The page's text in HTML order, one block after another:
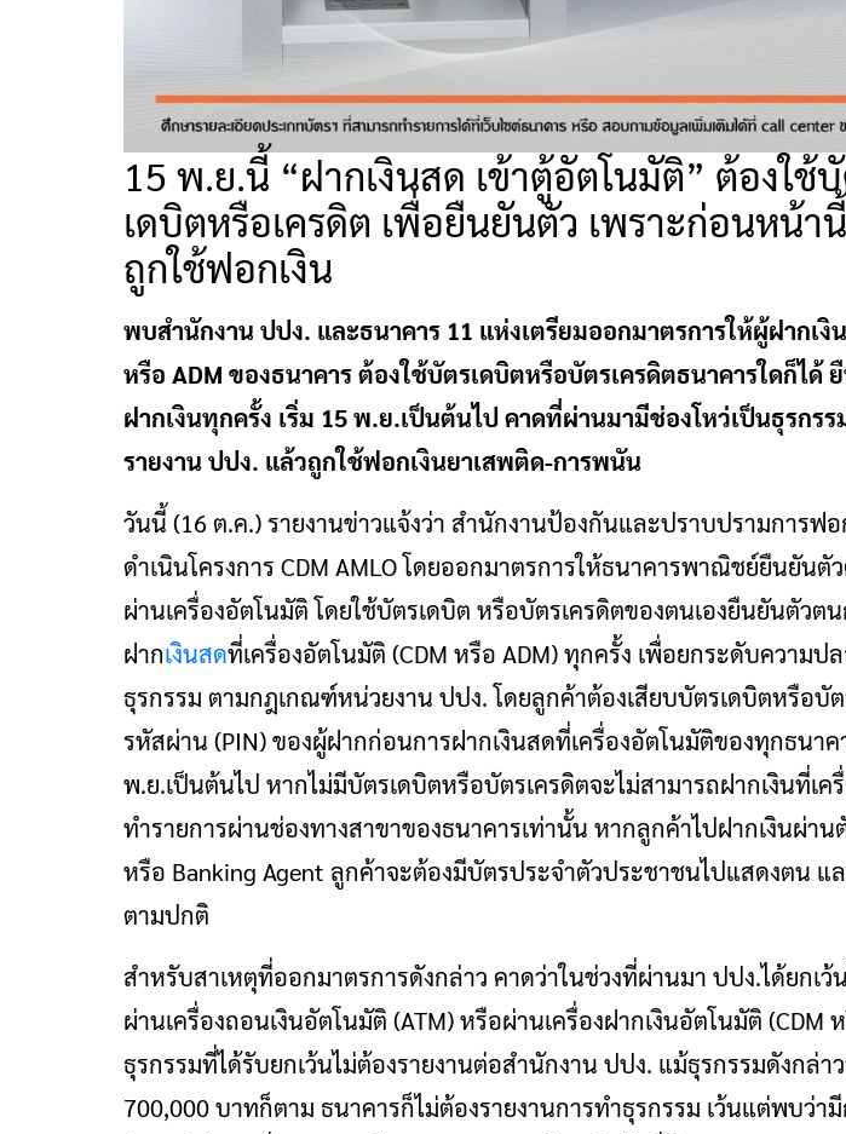
15 พ.ย.นี้ “ฝากเงินสด เข้าตู้อัตโนมัติ” ต้องใช้
เดบิตหรือเครดิต เพื่อยืนยันตัว เพราะก่อนหน้า
ถูกใช้ฟอกเงิน
พบสำนักงาน ปปง. และธนาคาร 11 แห่งเตรียมออกมาตรการให้ผู้ฝากเงิน
หรือ ADM ของธนาคาร ต้องใช้บัตรเดบิตหรือบัตรเครดิตธนาคารใดก็ได้
ฝากเงินทุกครั้ง เริ่ม 15 พ.ย.เป็นต้นไป คาดที่ผ่านมามีช่องโหว่เป็นธุรกรร
รายงาน ปปง. แล้วถูกใช้ฟอกเงินยาเสพติด-การพนัน
วันนี้ (16 ต.ค.) รายงานข่าวแจ้งว่า สำนักงานป้องกันและปราบปรามการฟอ
ดำเนินโครงการ CDM AMLO โดยออกมาตรการให้ธนาคารพาณิชย์ยืนยันตั
ผ่านเครื่องอัตโนมัติ โดยใช้บัตรเดบิต หรือบัตรเครดิตของตนเองยืนยันตัวต
ฝากเงินสดที่เครื่องอัตโนมัติ (CDM หรือ ADM) ทุกครั้ง เพื่อยกระดับความป
ธุรกรรม ตามกฎเกณฑ์หน่วยงาน ปปง. โดยลูกค้าต้องเสียบบัตรเดบิตหรือบัต
รหัสผ่าน (PIN) ของผู้ฝากก่อนการฝากเงินสดที่เครื่องอัตโนมัติของทุกธนา
พ.ย.เป็นต้นไป หากไม่มีบัตรเดบิตหรือบัตรเครดิตจะไม่สามารถฝากเงินที่เค
ทำรายการผ่านช่องทางสาขาของธนาคารเท่านั้น หากลูกค้าไปฝากเงินผ่า
หรือ Banking Agent ลูกค้าจะต้องมีบัตรประจำตัวประชาชนไปแสดงตน แ
ตามปกติ
สำหรับสาเหตุที่ออกมาตรการดังกล่าว คาดว่าในช่วงที่ผ่านมา ปปง.ได้ยกเว้
ผ่านเครื่องถอนเงินอัตโนมัติ (ATM) หรือผ่านเครื่องฝากเงินอัตโนมัติ (CDM
ธุรกรรมที่ได้รับยกเว้นไม่ต้องรายงานต่อสํานักงาน ปปง. แม้ธุรกรรมดังกล่า
700,000 บาทก็ตาม ธนาคารก็ไม่ต้องรายงานการทำธุรกรรม เว้นแต่พบว่า